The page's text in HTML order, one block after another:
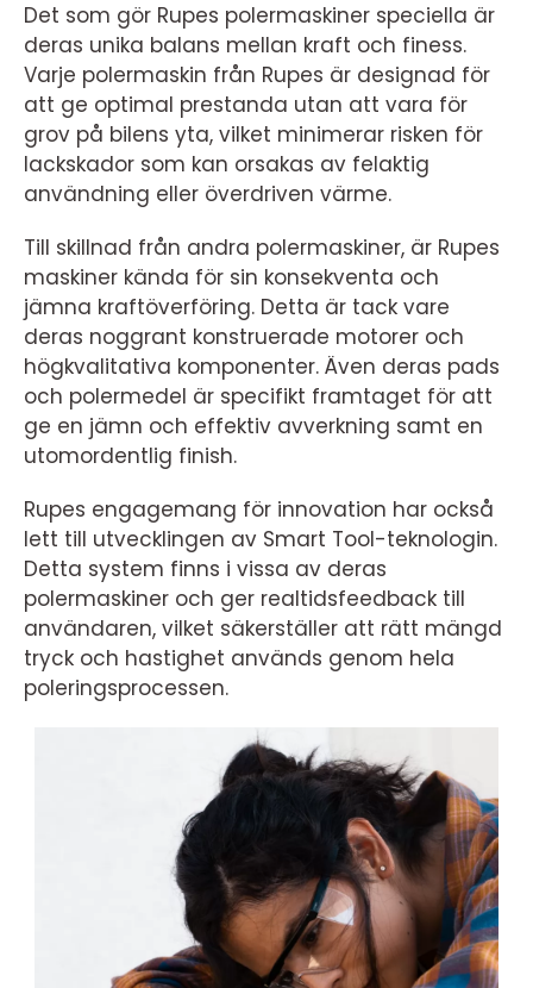
Det som gör Rupes polermaskiner speciella är
deras unika balans mellan kraft och finess.
Varje polermaskin från Rupes är designad för
att ge optimal prestanda utan att vara för
grov på bilens yta, vilket minimerar risken för
lackskador som kan orsakas av felaktig
användning eller överdriven värme.
Till skillnad från andra polermaskiner, är Rupes
maskiner kända för sin konsekventa och
jämna kraftöverföring. Detta är tack vare
deras noggrant konstruerade motorer och
högkvalitativa komponenter. Även deras pads
och polermedel är specifikt framtaget för att
ge en jämn och effektiv avverkning samt en
utomordentlig finish.
Rupes engagemang för innovation har också
lett till utvecklingen av Smart Tool-teknologin.
Detta system finns i vissa av deras
polermaskiner och ger realtidsfeedback till
användaren, vilket säkerställer att rätt mängd
tryck och hastighet används genom hela
poleringsprocessen.